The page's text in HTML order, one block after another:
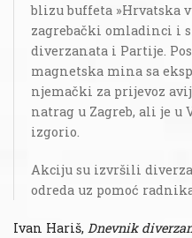
blizu buffeta »Hrvatska
zagrebački omladinci i
diverzanata i Partije.
magnetska mina sa
njemački za prijevoz
natrag u Zagreb, ali je
izgorio.
Akciju su izvršili
odreda uz pomoć
Ivan Hariš, Dnevnik